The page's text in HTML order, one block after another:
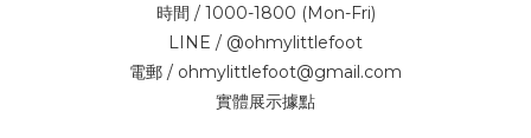
時間 / 1000-1800 (Mon-Fri)
LINE / @ohmylittlefoot
電郵 / ohmylittlefoot@gmail.com
實體展示據點